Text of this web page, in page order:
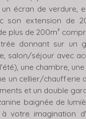
un écran de verdure,
son extension de
plus de 200m²
donnant sur un
salon/séjour avec
une chambre,
un cellier/chaufferie
et un double
baignée de
votre imagination